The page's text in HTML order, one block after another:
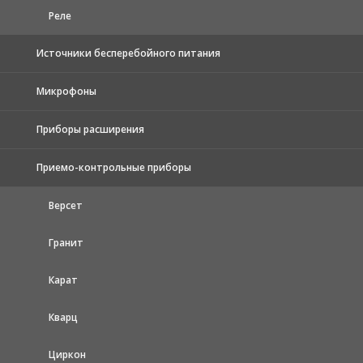
Реле
Источники бесперебойного питания
Микрофоны
Приборы расширения
Приемо-контрольные приборы
Версет
Гранит
Карат
Кварц
Циркон